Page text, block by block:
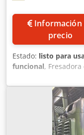
Información de
precio
Estado: listo para
funcional,
máximo: 8 mm
Ancho máximo de la
150 mm Recorrido
del husillo del
Diámetro del orificio
del producto: 110